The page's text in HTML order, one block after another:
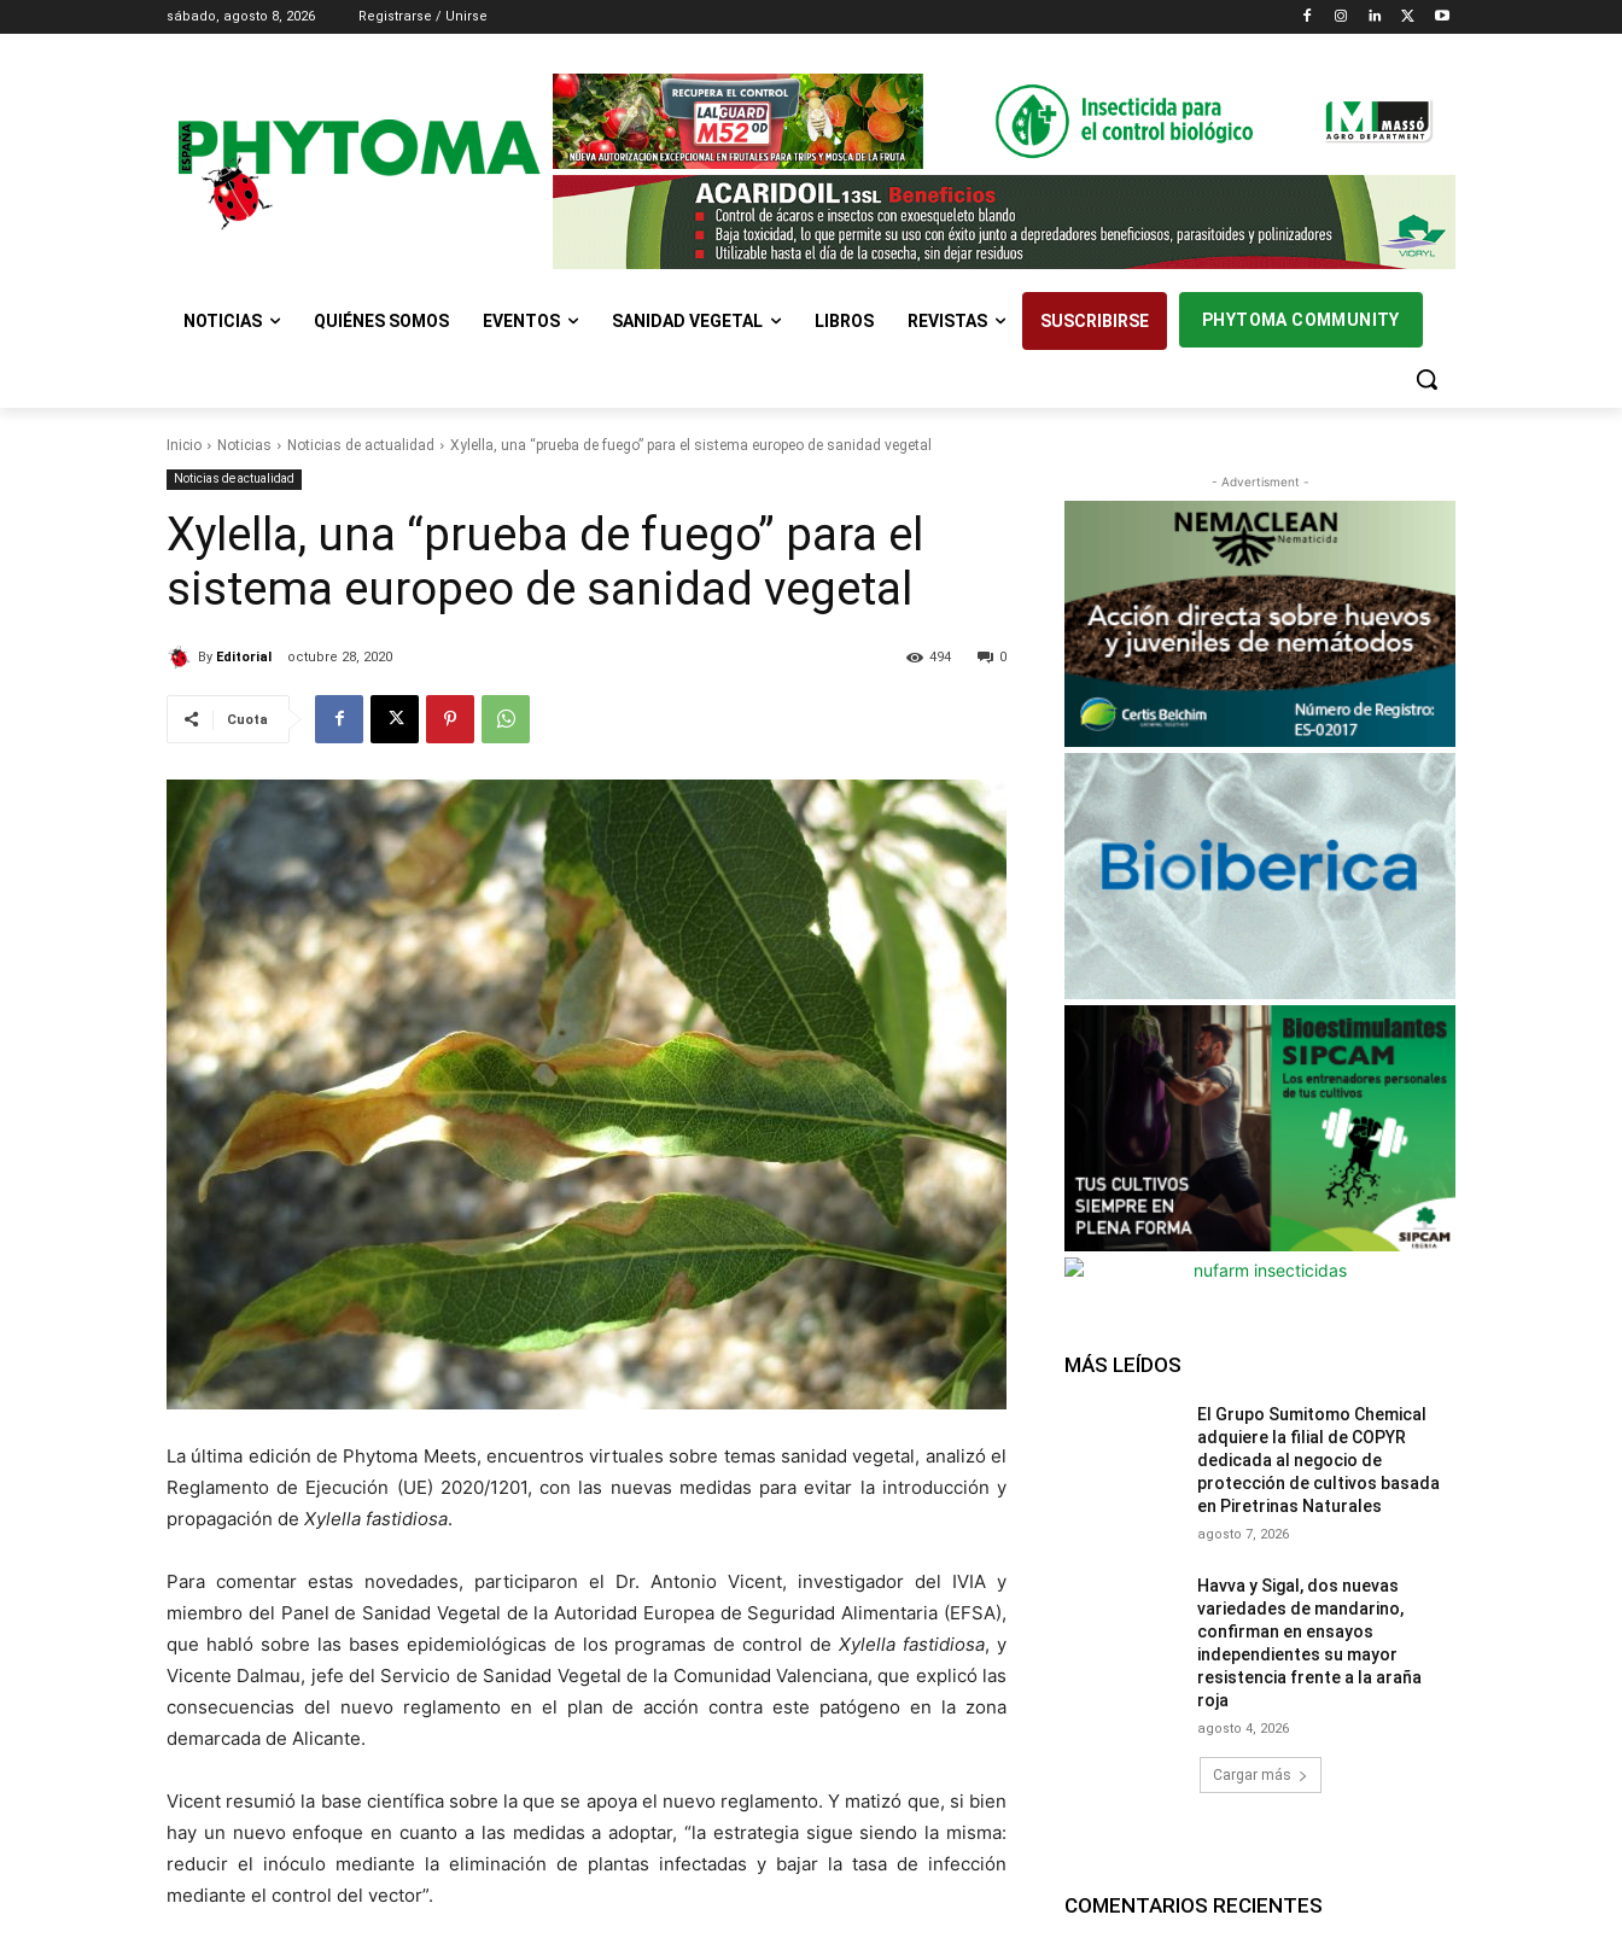
sábado, agosto 8, 2026 Registrarse / Unirse
NOTICIAS QUIÉNES SOMOS EVENTOS SANIDAD VEGETAL LIBROS REVISTAS SUSCRIBIRSE PHYTOMA COMMUNITY
Inicio Noticias Noticias de actualidad Xylella, una “prueba de fuego” para el sistema europeo de sanidad vegetal
Noticias de actualidad
Xylella, una “prueba de fuego” para el
sistema europeo de sanidad vegetal
By Editorial octubre 28, 2020 0
494
Cuota
La última edición de Phytoma Meets, encuentros virtuales sobre temas sanidad vegetal, analizó el
Reglamento de Ejecución (UE) 2020/1201, con las nuevas medidas para evitar la introducción y
propagación de Xylella fastidiosa.
Para comentar estas novedades, participaron el Dr. Antonio Vicent, investigador del IVIA y
miembro del Panel de Sanidad Vegetal de la Autoridad Europea de Seguridad Alimentaria (EFSA),
que habló sobre las bases epidemiológicas de los programas de control deXylella fastidiosa, y
Vicente Dalmau, jefe del Servicio de Sanidad Vegetal de la Comunidad Valenciana, que explicó las
consecuencias del nuevo reglamento en el plan de acción contra este patógeno en la zona
demarcada de Alicante.
Vicent resumió la base científica sobre la que se apoya el nuevo reglamento. Y matizó que, si bien
hay un nuevo enfoque en cuanto a las medidas a adoptar, “la estrategia sigue siendo la misma:
reducir el inóculo mediante la eliminación de plantas infectadas y bajar la tasa de infección
mediante el control del vector”.
- Advertisment -
MÁS LEÍDOS
El Grupo Sumitomo Chemical
adquiere la filial de COPYR
dedicada al negocio de
protección de cultivos basada
en Piretrinas Naturales
agosto 7, 2026
Havva y Sigal, dos nuevas
variedades de mandarino,
confirman en ensayos
independientes su mayor
resistencia frente a la araña
roja
agosto 4, 2026
Cargar más
COMENTARIOS RECIENTES